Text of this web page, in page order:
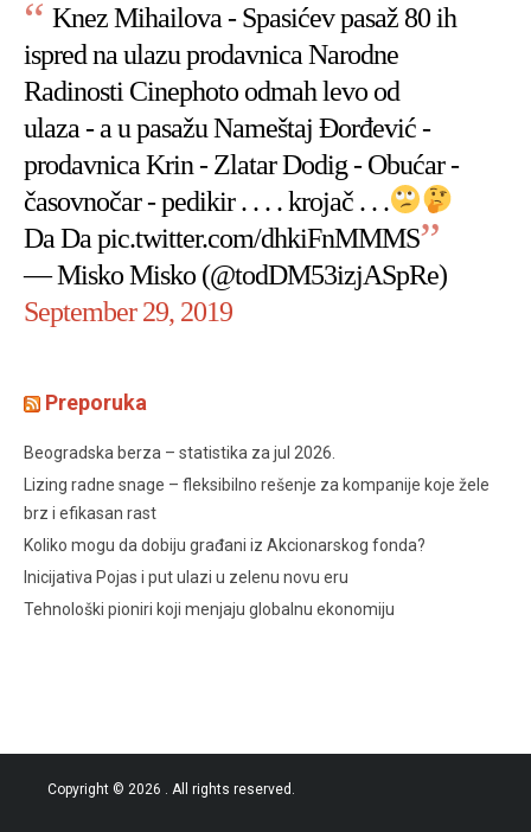
Knez Mihailova - Spasićev pasaž 80 ih
ispred na ulazu prodavnica Narodne
Radinosti Cinephoto odmah levo od
ulaza - a u pasažu Nameštaj Đorđević -
prodavnica Krin - Zlatar Dodig - Obućar -
časovnočar - pedikir . . . . krojač . . .
Da Da pic.twitter.com/dhkiFnMMMS
— Misko Misko (@todDM53izjASpRe)
September 29, 2019
Preporuka
Beogradska berza – statistika za jul 2026.
Lizing radne snage – fleksibilno rešenje za kompanije koje žele
brz i efikasan rast
Koliko mogu da dobiju građani iz Akcionarskog fonda?
Inicijativa Pojas i put ulazi u zelenu novu eru
Tehnološki pioniri koji menjaju globalnu ekonomiju
Copyright © 2026 . All rights reserved.